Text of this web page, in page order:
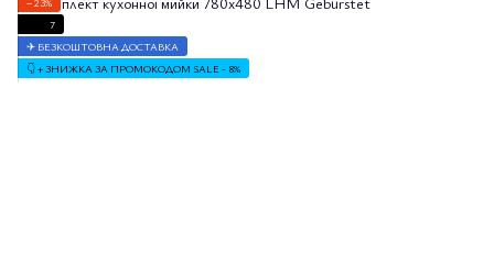
7
✈ БЕЗКОШТОВНА ДОСТАВКА
👇 + ЗНИЖКА ЗА ПРОМОКОДОМ SALE - 8%